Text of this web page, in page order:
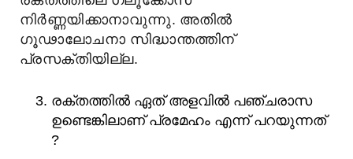
നിർണ്ണയിക്കാനാവുന്നു. അതിൽ
ഗൂഢാലോചനാ സിദ്ധാന്തത്തിന്
പ്രസക്തിയില്ല.
രക്തത്തില്‍ ഏത് അളവില്‍ പഞ്ചരാസ
ഉണ്ടെങ്കിലാണ് പ്രമേഹം എന്ന് പറയുന്നത്
?